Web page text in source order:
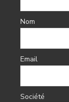
Nom
Email
Société